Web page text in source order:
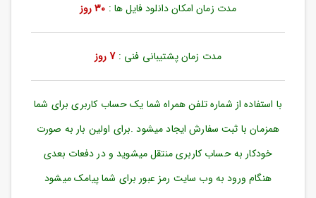
بازیابی
رمز
مندی
ها
مدت زمان امکان دانلود فایل ها : 30 روز
مدت زمان پشتیبانی فنی :7 روز
با استفاده از شماره تلفن همراه شما یک حساب کاربری برای شما
همزمان با ثبت سفارش ایجاد میشود .برای اولین بار به صورت
خودکار به حساب کاربری منتقل میشوید و در دفعات بعدی
هنگام ورود به وب سایت رمز عبور برای شما پیامک میشود